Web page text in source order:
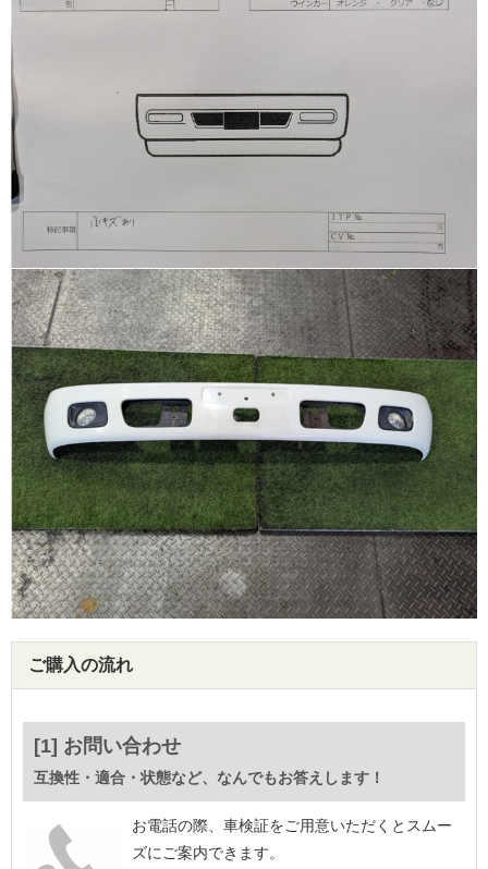
ご購入の流れ
[1] お問い合わせ
互換性・適合・状態など、なんでもお答えします！
お電話の際、車検証をご用意いただくとスムー
ズにご案内できます。